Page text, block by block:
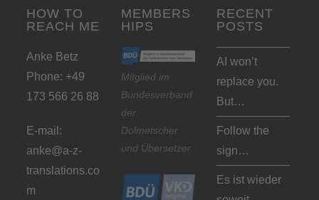
HOW TO
REACH ME
Anke Betz
Phone: +49
173 566 26 88
E-mail:
anke@a-z-
translations.co
m
MEMBERS
HIPS
Mitglied im
Bundesverband
der
Dolmetscher
und Übersetzer
RECENT
POSTS
AI won’t
replace you.
But…
Follow the
sign…
Es ist wieder